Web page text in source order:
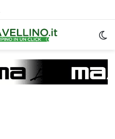
sulla formazione granata